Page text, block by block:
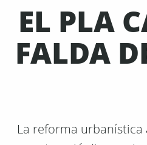
EL PLA
FALDA
La reforma